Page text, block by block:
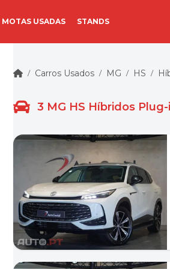
MOTAS USADAS STANDS
/ Carros Usados / MG / HS /
3 MG HS Híbridos